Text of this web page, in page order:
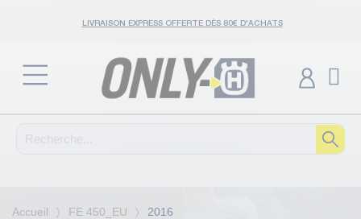
LIVRAISON EXPRESS OFFERTE DÈS 80€ D'ACHATS
Accueil FE 450_EU 2016